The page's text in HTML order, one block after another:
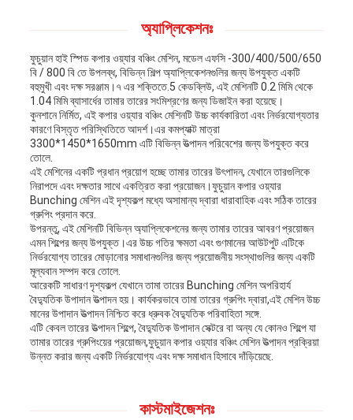
অ্যাপ্লিকেশনঃ
ফুচুয়ান হাই স্পিড কপার ওয়্যার বঞ্চিং মেশিন, মডেল এফসি -300/400/500/650
বি / 800 বি তে উপলব্ধ, বিভিন্ন শিল্প অ্যাপ্লিকেশনগুলির জন্য উপযুক্ত একটি
বহুমুখী এবং দক্ষ সরঞ্জাম।৭ এর শক্তিতে.5 কেডব্লিউ, এই মেশিনটি 0.2 মিমি থেকে
1.04 মিমি ব্যাসার্ধের তামার তারের সংমিশ্রণের জন্য ডিজাইন করা হয়েছে।
কুনশানে নির্মিত, এই কপার ওয়্যার বঞ্চিং মেশিনটি উচ্চ কার্যকারিতা এবং নির্ভরযোগ্যতার
কারণে বিস্তৃত পরিস্থিতিতে আদর্শ।এর কমপ্যাক্ট মাত্রা
3300*1450*1650mm এটি বিভিন্ন উত্পাদন পরিবেশের জন্য উপযুক্ত করে
তোলে.
এই মেশিনের একটি প্রধান প্রয়োগ হচ্ছে তামার তারের উৎপাদন, যেখানে তারগুলিকে
নিরাপদে এবং দক্ষতার সাথে একত্রিত করা প্রয়োজন।ফুচুয়ান কপার ওয়্যার
Bunching মেশিন এই দৃশ্যকল্প মধ্যে অসামান্য দ্বারা ধারাবাহিক এবং সঠিক তারের
গ্রুপিং প্রদান করে.
উপরন্তু, এই মেশিনটি বিভিন্ন অ্যাপ্লিকেশনের জন্য তামার তারের আবরণ প্রয়োজন
এমন শিল্পের জন্য উপযুক্ত।এর উচ্চ গতির ক্ষমতা এবং গুণমানের আউটপুট এটিকে
নির্ভরযোগ্য তারের মোড়ানোর সমাধানগুলির জন্য প্রয়োজনীয় সংস্থাগুলির জন্য একটি
মূল্যবান সম্পদ করে তোলে.
আরেকটি সাধারণ দৃশ্যকল্প যেখানে তামা তারের Bunching মেশিন অপরিহার্য
বৈদ্যুতিক উপাদান উত্পাদন হয়। কার্যকরভাবে তামা তারের গ্রুপিং দ্বারা,এই মেশিন উচ্চ
মানের উপাদান উত্পাদন নিশ্চিত করে ধ্রুবক বৈদ্যুতিক পরিবাহিতা সঙ্গে.
এটি কেবল তারের উত্পাদন শিল্পে, বৈদ্যুতিক উপাদান সেক্টরে বা অন্য যে কোনও শিল্পে যা
তামার তারের গ্রুপিংয়ের প্রয়োজন,ফুচুয়ান কপার ওয়্যার বঞ্চিং মেশিন উত্পাদন প্রক্রিয়া
উন্নত করার জন্য একটি নির্ভরযোগ্য এবং দক্ষ সমাধান হিসাবে দাঁড়িয়েছে.
কাস্টমাইজেশনঃ